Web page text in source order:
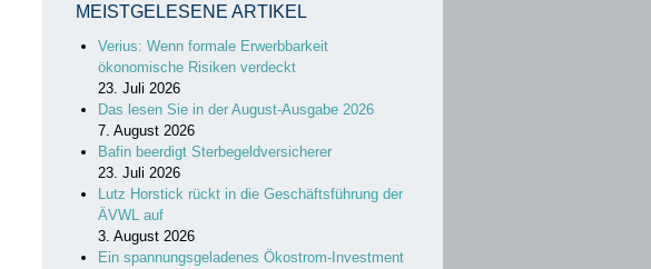
MEISTGELESENE ARTIKEL
Verius: Wenn formale Erwerbbarkeit
ökonomische Risiken verdeckt
23. Juli 2026
Das lesen Sie in der August-Ausgabe 2026
7. August 2026
Bafin beerdigt Sterbegeldversicherer
23. Juli 2026
Lutz Horstick rückt in die Geschäftsführung der
ÄVWL auf
3. August 2026
Ein spannungsgeladenes Ökostrom-Investment